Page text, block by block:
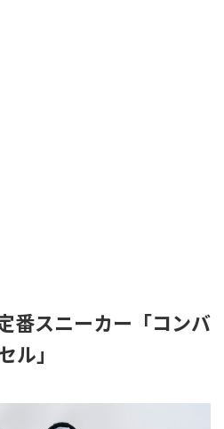
番スニーカー「コンバ
ル」